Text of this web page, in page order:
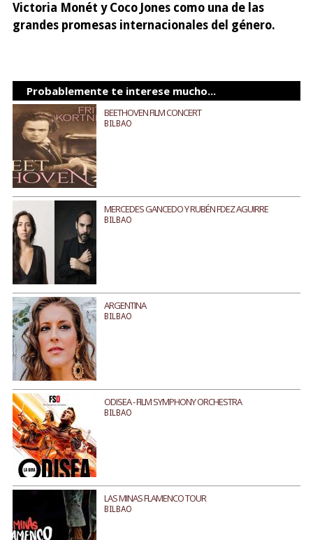
Victoria Monét y Coco Jones como una de las
grandes promesas internacionales del género.
Probablemente te interese mucho...
BEETHOVEN FILM CONCERT
BILBAO
MERCEDES GANCEDO Y RUBÉN FDEZ AGUIRRE
BILBAO
ARGENTINA
BILBAO
ODISEA - FILM SYMPHONY ORCHESTRA
BILBAO
LAS MINAS FLAMENCO TOUR
BILBAO